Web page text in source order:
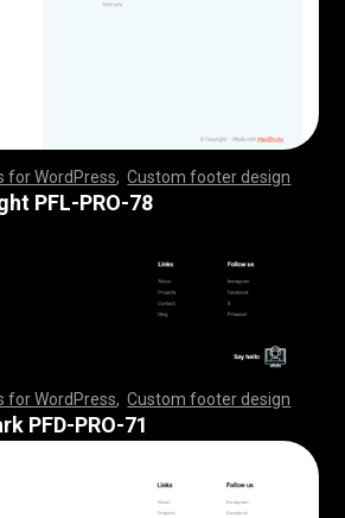
for WordPress ,Custom footer design
,,,,,,,,,,,,,,,,, ,,,,,,,,,,,,,,,,,,,,,,,,
,,,,,,,,,,,,,,,,, ,,,,,,,,,,,,,,,,,,,,,,,,
PFL-PRO-78
for WordPress ,Custom footer design
,,,,,,,,,,,,,,,,, ,,,,,,,,,,,,,,,,,,,,,,,,
,,,,,,,,,,,,,,,,, ,,,,,,,,,,,,,,,,,,,,,,,,
PFD-PRO-71